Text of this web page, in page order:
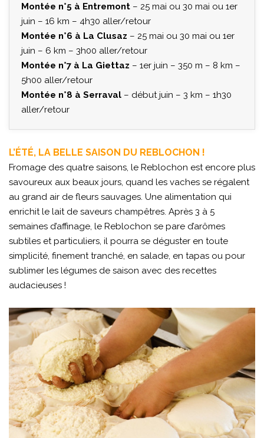
Montée n°5 à Entremont – 25 mai ou 30 mai ou 1er
juin – 16 km – 4h30 aller/retour
Montée n°6 à La Clusaz – 25 mai ou 30 mai ou 1er
juin – 6 km – 3h00 aller/retour
Montée n°7 à La Giettaz – 1er juin – 350 m – 8 km –
5h00 aller/retour
Montée n°8 à Serraval – début juin – 3 km – 1h30
aller/retour
L’ÉTÉ, LA BELLE SAISON DU REBLOCHON !
Fromage des quatre saisons, le Reblochon est encore plus
savoureux aux beaux jours, quand les vaches se régalent
au grand air de fleurs sauvages. Une alimentation qui
enrichit le lait de saveurs champêtres. Après 3 à 5
semaines d’affinage, le Reblochon se pare d’arômes
subtiles et particuliers, il pourra se déguster en toute
simplicité, finement tranché, en salade, en tapas ou pour
sublimer les légumes de saison avec des recettes
audacieuses !